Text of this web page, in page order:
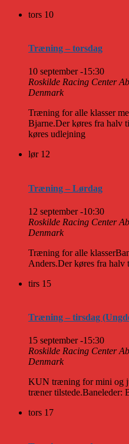
tors 10
Træning – torsdag
10 september -15:30
Roskilde Racing Center
Denmark
Træning for alle klasser
Bjarne.Der køres fra halv
køres udlejning
lør 12
Træning – Lørdag
12 september -10:30
Roskilde Racing Center
Denmark
Træning for alle
Anders.Der køres fra
tirs 15
Træning – tirsdag
15 september -15:30
Roskilde Racing Center
Denmark
KUN træning for mini og
træner tilstede.Baneleder:
tors 17